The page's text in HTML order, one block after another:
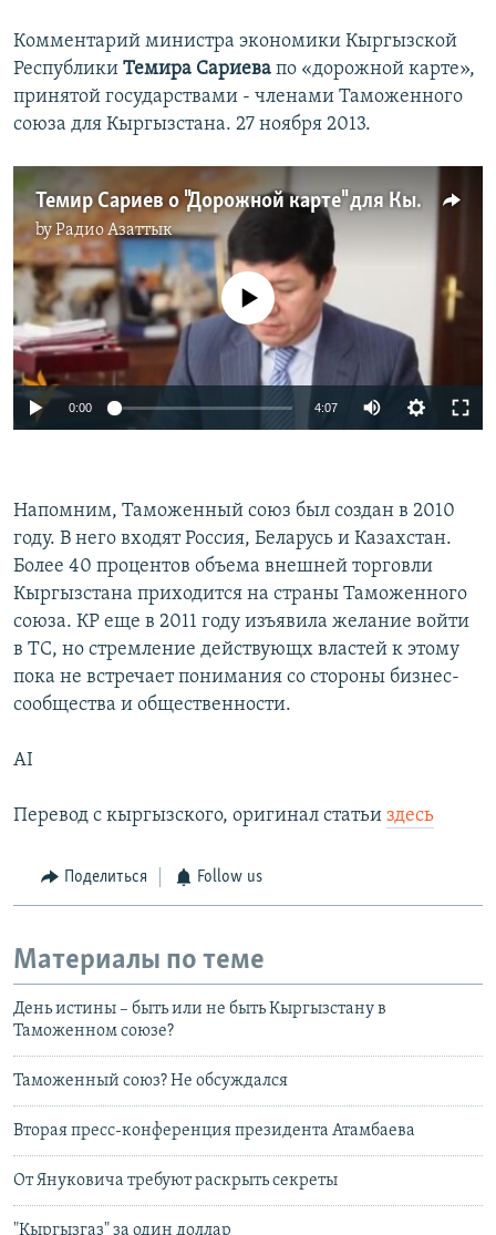
Комментарий министра экономики Кыргызской
Республики Темира Сариева по «дорожной карте»,
принятой государствами - членами Таможенного
союза для Кыргызстана. 27 ноября 2013.
Темир Сариев о "Дорожной карте" для Кыргызстана
byРадио Азаттык
No media source currently available
0:00 4:07
Напомним, Таможенный союз был создан в 2010
году. В него входят Россия, Беларусь и Казахстан.
Более 40 процентов объема внешней торговли
Кыргызстана приходится на страны Таможенного
союза. КР еще в 2011 году изъявила желание войти
в ТС, но стремление действующх властей к этому
пока не встречает понимания со стороны бизнес-
сообщества и общественности.
AI
Перевод с кыргызского, оригинал статьи здесь
Поделиться Follow us
Материалы по теме
День истины – быть или не быть Кыргызстану в
Таможенном союзе?
Таможенный союз? Не обсуждался
Вторая пресс-конференция президента Атамбаева
От Януковича требуют раскрыть секреты
"Кыргызгаз" за один доллар